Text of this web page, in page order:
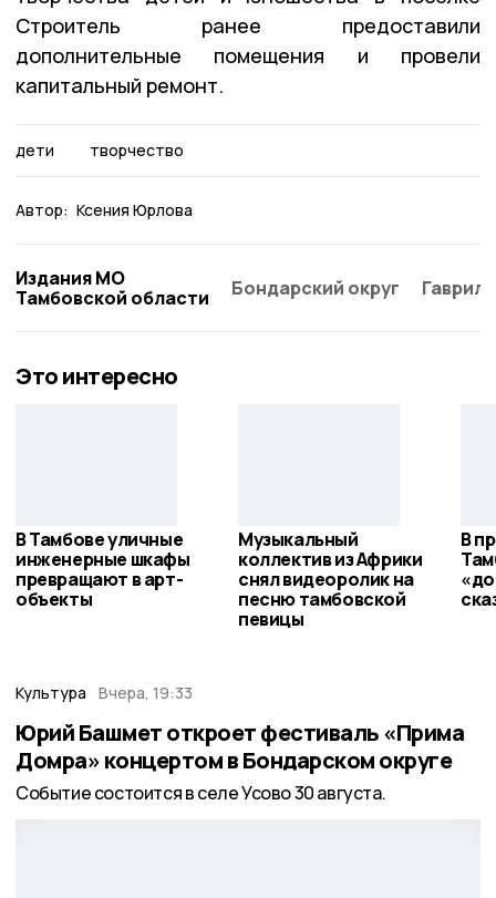
Строитель ранее предоставили
дополнительные помещения и провели
капитальный ремонт.
дети творчество
Автор: Ксения Юрлова
Издания МО
Тамбовской области
Бондарский округ
Это интересно
В Тамбове уличные
инженерные шкафы
превращают в арт-
объекты
Музыкальный
коллектив из Африки
снял видеоролик на
песню тамбовской
певицы
В
Культура Вчера, 19:33
Юрий Башмет откроет фестиваль «Прима
Домра» концертом в Бондарском округе
Событие состоится в селе Усово 30 августа.